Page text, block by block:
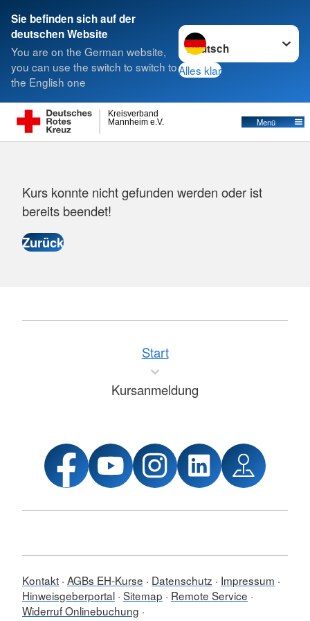
Sie befinden sich auf der
deutschen Website
You are on the German website,
you can use the switch to switch to
the English one
Sprache wechseln zu
Alles klar
Mannheim e.V.
Kreisverband
Menü
Suche
Kurs konnte nicht gefunden werden oder ist
bereits beendet!
Start
Kursanmeldung
Kontakt AGBs EH-Kurse Datenschutz
Impressum
Hinweisgeberportal Sitemap
Remote Service
Widerruf Onlinebuchung